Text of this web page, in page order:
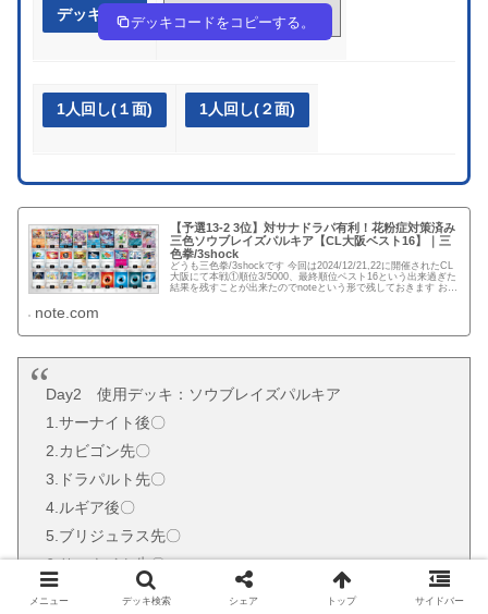
デッキ作成 kvFkk5-rXgHpx-Fv5kVF
デッキコードをコピーする。
1人回し(１面) 1人回し(２面)
【予選13-2 3位】対サナドラパ有利！花粉症対策済み
三色ソウブレイズパルキア【CL大阪ベスト16】｜三
色拳/3shock
どうも三色拳/3shockです 今回は2024/12/21,22に開催されたCL
大阪にて本戦①順位3/5000、最終順位ベスト16という出来過ぎた
結果を残すことが出来たのでnoteという形で残しておきます お待
note.com
Day2 使用デッキ：ソウブレイズパルキア
1.サーナイト後〇
2.カビゴン先〇
3.ドラパルト先〇
4.ルギア後〇
5.ブリジュラス先〇
6.サーナイト先〇
7.サーフゴー先〇
メニュー デッキ検索 シェア トップ サイドバー